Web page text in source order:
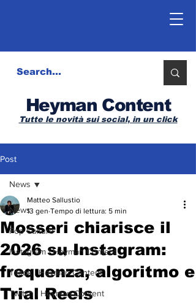
Heyman Content
Tutte le novità sui social, in un click
Post
News
Pop Culture
Instagram | Heyman Content
Tiktok | Heyman Content
Twitch | Heyman Content
News
Mosseri chiarisce il
2026 su Instagram:
frequenza, algoritmo e
Trial Reels
Matteo Sallustio
13 gen Tempo di lettura: 5 min